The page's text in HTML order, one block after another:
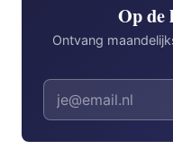
Op de
Ontvang